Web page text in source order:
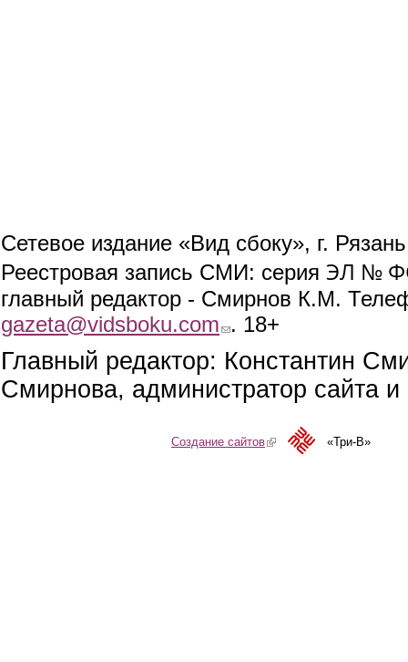
Сетевое издание «Вид сбоку», г.
Реестровая запись СМИ: серия ЭЛ №
главный редактор - Смирнов К.М.
gazeta@vidsboku.com (link sends e-mail)
. 18+
Главный редактор: Константин
Смирнова, администратор сайта
Создание сайтов(link is external)«Три-В»